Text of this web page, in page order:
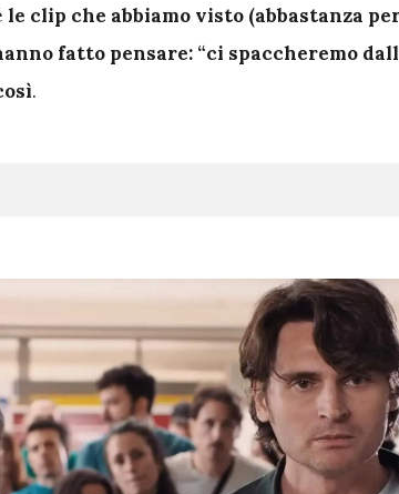
le clip che abbiamo visto (abbastanza
fatto pensare: “ci spaccheremo
.